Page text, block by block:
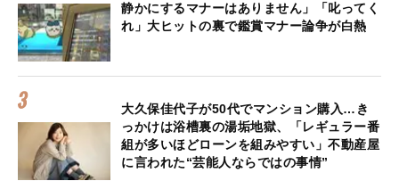
静かにするマナーはありません」「叱ってく
れ」大ヒットの裏で鑑賞マナー論争が白熱
大久保佳代子が50代でマンション購入…き
っかけは浴槽裏の湯垢地獄、「レギュラー番
組が多いほどローンを組みやすい」不動産屋
に言われた“芸能人ならではの事情”